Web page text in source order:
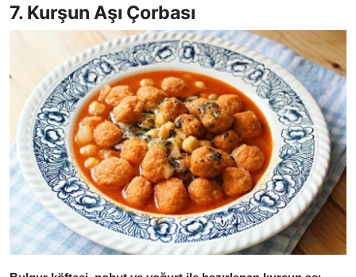
7. Kurşun Aşı Çorbası